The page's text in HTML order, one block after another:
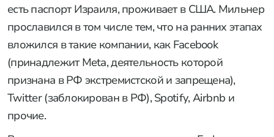
есть паспорт Израиля, проживает в США. Мильнер
прославился в том числе тем, что на ранних этапах
вложился в такие компании, как Facebook
(принадлежит Meta, деятельность которой
признана в РФ экстремистской и запрещена),
Twitter (заблокирован в РФ), Spotify, Airbnb и
прочие.